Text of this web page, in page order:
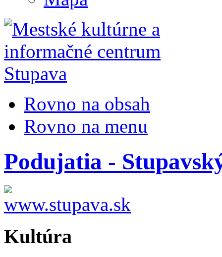
Rovno na obsah
Rovno na menu
Podujatia -
Kultúra